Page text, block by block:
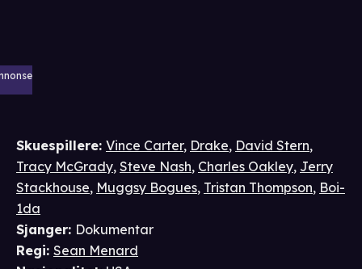
Skuespillere: Vince Carter, Drake, David Stern,
Tracy McGrady, Steve Nash, Charles Oakley, Jerry
Stackhouse, Muggsy Bogues, Tristan Thompson, Boi-
1da
Sjanger: Dokumentar
Regi: Sean Menard